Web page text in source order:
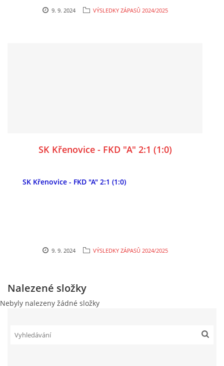
9. 9. 2024 VÝSLEDKY ZÁPASŮ 2024/2025
SK Křenovice - FKD "A" 2:1 (1:0)
SK Křenovice - FKD "A" 2:1 (1:0)
9. 9. 2024 VÝSLEDKY ZÁPASŮ 2024/2025
Nalezené složky
Nebyly nalezeny žádné složky